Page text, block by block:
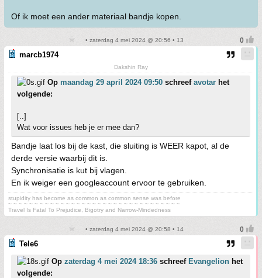
Of ik moet een ander materiaal bandje kopen.
• zaterdag 4 mei 2024 @ 20:56 • 13
marcb1974
Dakshin Ray
Op maandag 29 april 2024 09:50 schreef avotar het
volgende:
[..]
Wat voor issues heb je er mee dan?
Bandje laat los bij de kast, die sluiting is WEER kapot, al de
derde versie waarbij dit is.
Synchronisatie is kut bij vlagen.
En ik weiger een googleaccount ervoor te gebruiken.
stupidity has become as common as common sense was before
~ ~ ~ ~ ~ ~ ~ ~ ~ ~ ~ ~ ~ ~ ~ ~ ~ ~ ~ ~ ~ ~ ~ ~ ~ ~ ~ ~ ~ ~ ~ ~ ~
Travel Is Fatal To Prejudice, Bigotry and Narrow-Mindedness
• zaterdag 4 mei 2024 @ 20:58 • 14
Tele6
Op zaterdag 4 mei 2024 18:36 schreef Evangelion het
volgende: